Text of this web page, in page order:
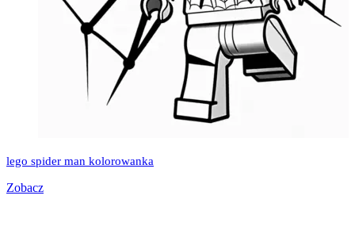
lego spider man kolorowanka
Zobacz